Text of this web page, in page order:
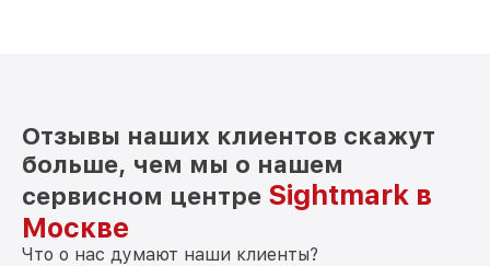
Отзывы наших клиентов скажут
больше, чем мы о нашем
сервисном центре Sightmark в
Москве
Что о нас думают наши клиенты?